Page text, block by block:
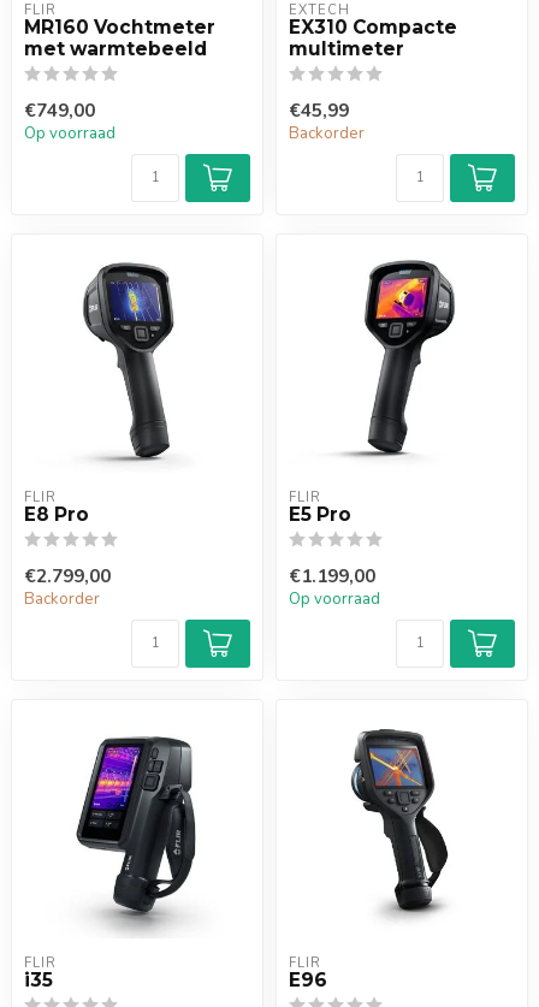
FLIR
MR160 Vochtmeter
met warmtebeeld
€749,00
Op voorraad
EXTECH
EX310 Compacte
multimeter
€45,99
Backorder
FLIR
E8 Pro
€2.799,00
Backorder
FLIR
E5 Pro
€1.199,00
Op voorraad
FLIR
i35
FLIR
E96